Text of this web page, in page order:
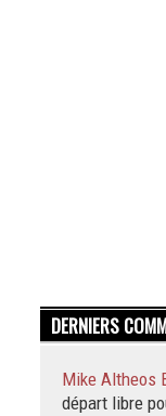
DERNIERS
Mike Altheos
départ libre